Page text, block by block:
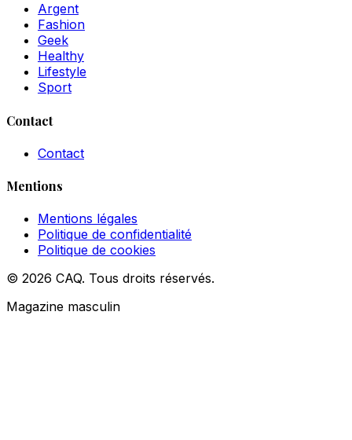
Argent
Fashion
Geek
Healthy
Lifestyle
Sport
Contact
Contact
Mentions
Mentions légales
Politique de confidentialité
Politique de cookies
© 2026 CAQ. Tous droits réservés.
Magazine masculin